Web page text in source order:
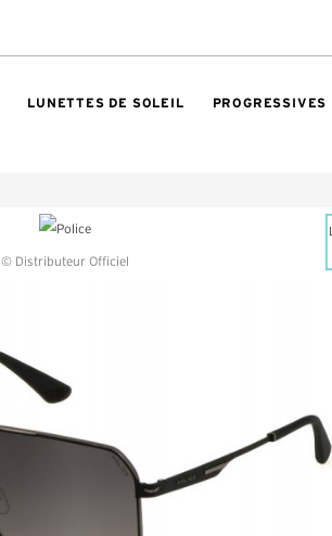
LUNETTES DE SOLEIL PROGRESSIVES
© Distributeur Officiel